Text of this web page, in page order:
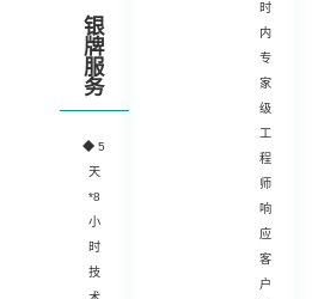
银
牌
服
务
◆5
天
*8
小
时
技
时
内
专
家
级
工
程
师
响
应
客
户